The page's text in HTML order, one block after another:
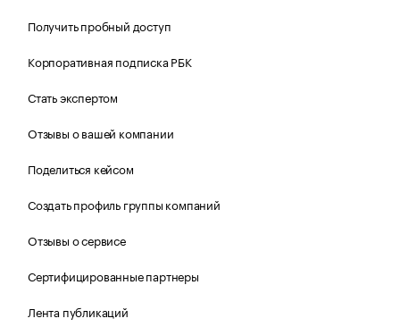
Получить пробный доступ
Корпоративная подписка РБК
Стать экспертом
Отзывы о вашей компании
Поделиться кейсом
Создать профиль группы компаний
Отзывы о сервисе
Сертифицированные партнеры
Лента публикаций